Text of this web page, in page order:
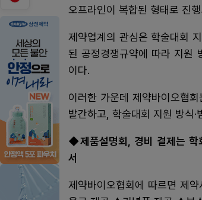
오프라인이 복합된 형태로 진
제약업계의 관심은 학술대회
된 공정경쟁규약에 따라 지원
이다.
이러한 가운데 제약바이오협
발간하고, 학술대회 지원 방식
◆제품설명회, 경비 결제는 학
서
제약바이오협회에 따르면 제